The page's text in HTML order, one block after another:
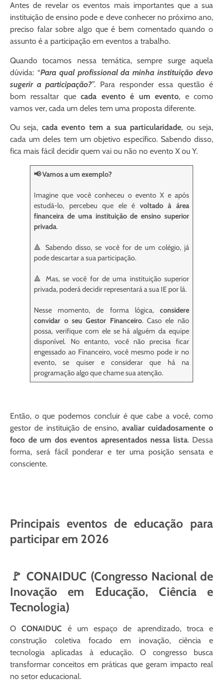
Antes de revelar os eventos mais importantes que a sua
instituição de ensino pode e deve conhecer no próximo ano,
preciso falar sobre algo que é bem comentado quando o
assunto é a participação em eventos a trabalho.
Quando tocamos nessa temática, sempre surge aquela
dúvida: “Para qual profissional da minha instituição devo
sugerir a participação?”. Para responder essa questão é
bom ressaltar quecada evento é um evento, e como
vamos ver, cada um deles tem uma proposta diferente.
Ou seja, cada evento tem a sua particularidade, ou seja,
cada um deles tem um objetivo específico. Sabendo disso,
fica mais fácil decidir quem vai ou não no evento X ou Y.
📢 Vamos a um exemplo?
Imagine que você conheceu o evento X e após
estudá-lo, percebeu que ele é voltado à área
financeira de uma instituição de ensino superior
privada.
🔺 Sabendo disso, se você for de um colégio, já
pode descartar a sua participação.
🔺 Mas, se você for de uma instituição superior
privada, poderá decidir representará a sua IE por lá.
Nesse momento, de forma lógica, considere
convidar o seu Gestor Financeiro. Caso ele não
possa, verifique com ele se há alguém da equipe
disponível. No entanto, você não precisa ficar
engessado ao Financeiro, você mesmo pode ir no
evento, se quiser e considerar que há na
programação algo que chame sua atenção.
Então, o que podemos concluir é que cabe a você, como
gestor de instituição de ensino,avaliar cuidadosamente o
foco de um dos eventos apresentados nessa lista. Dessa
forma, será fácil ponderar e ter uma posição sensata e
consciente.
Principais eventos de educação para
participar em 2026
🚩 CONAIDUC (Congresso Nacional de
Inovação em Educação, Ciência e
Tecnologia)
OCONAIDUC é um espaço de aprendizado, troca e
construção coletiva focado em inovação, ciência e
tecnologia aplicadas à educação. O congresso busca
transformar conceitos em práticas que geram impacto real
no setor educacional.